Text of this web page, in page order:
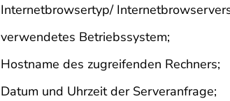
Internetbrowsertyp/
verwendetes Betriebssystem;
Hostname des zugreifenden Rechners;
Datum und Uhrzeit der Serveranfrage;